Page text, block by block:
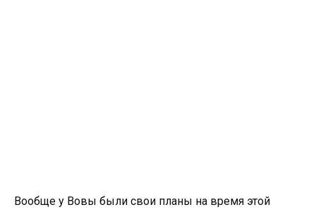
Вообще у Вовы были свои планы на время этой